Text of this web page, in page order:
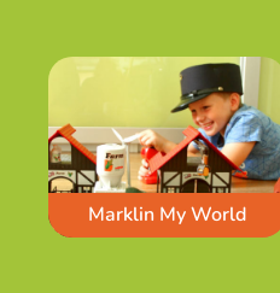
Marklin My World